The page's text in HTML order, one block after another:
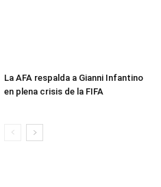
La AFA respalda a Gianni Infantino
en plena crisis de la FIFA